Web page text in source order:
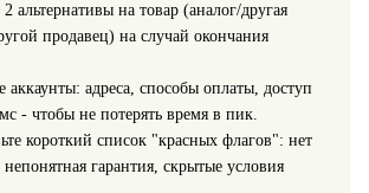
альтернативы на товар (аналог/другая
продавец) на случай окончания
аккаунты: адреса, способы оплаты, доступ
- чтобы не потерять время в пик.
короткий список "красных флагов": нет
непонятная гарантия, скрытые условия